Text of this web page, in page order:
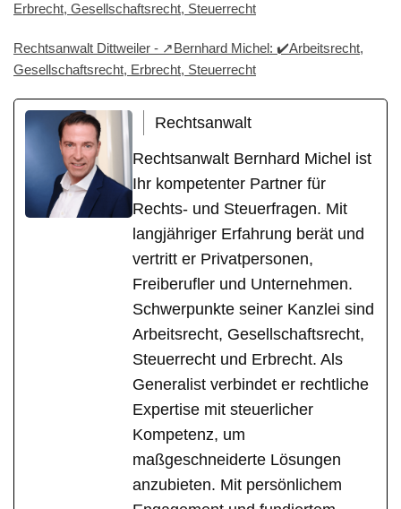
Erbrecht, Gesellschaftsrecht, Steuerrecht
Rechtsanwalt Dittweiler - ↗️Bernhard Michel: ✔️Arbeitsrecht,
Gesellschaftsrecht, Erbrecht, Steuerrecht
Rechtsanwalt
Rechtsanwalt Bernhard Michel ist
Ihr kompetenter Partner für
Rechts- und Steuerfragen. Mit
langjähriger Erfahrung berät und
vertritt er Privatpersonen,
Freiberufler und Unternehmen.
Schwerpunkte seiner Kanzlei sind
Arbeitsrecht, Gesellschaftsrecht,
Steuerrecht und Erbrecht. Als
Generalist verbindet er rechtliche
Expertise mit steuerlicher
Kompetenz, um
maßgeschneiderte Lösungen
anzubieten. Mit persönlichem